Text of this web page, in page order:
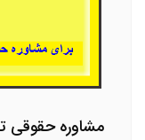
مشاوره حقوقی